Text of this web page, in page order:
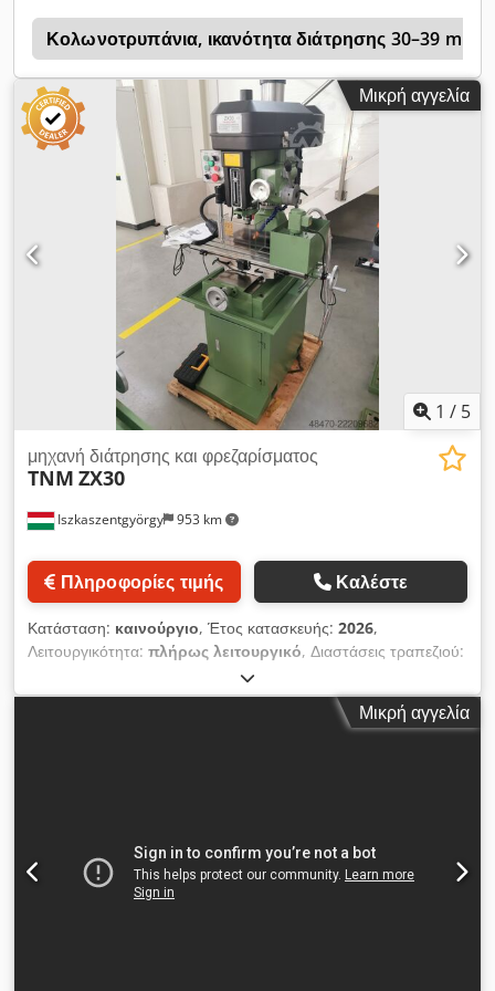
Κολωνοτρυπάνια, ικανότητα διάτρησης 30–39 mm
Μικρή αγγελία
1 / 5
Iszkaszentgyörgy 953 km
μηχανή διάτρησης και φρεζαρίσματος
TNM ZX30
Πληροφορίες τιμής Καλέστε
Κατάσταση: καινούργιο, Έτος κατασκευής: 2026,
Λειτουργικότητα: πλήρως λειτουργικό, Διαστάσεις τραπεζιού:
730 x 210 mm Αριθμός αυλακιών Τ: 3 τεμ. Ικανότητα
διάτρησης σε χυτοσίδηρο/χάλυβα: Ø 25 mm / Ø 30 mm
Μέγιστη διάμετρος κεφαλής φρεζαρίσματος: Ø 76 mm Μέγιστη
440 mm Ισχύς κινητήρα: 1,5 kW Βάρος (καθαρό/μικτό): 280 /
310 kg Διαστάσεις συσκευασίας: 950 x 760 x 1150 mm
Εξοπλισμός, αξεσουάρ - Μεταλλική βάση στήριξης Dodpfx
Μικρή αγγελία